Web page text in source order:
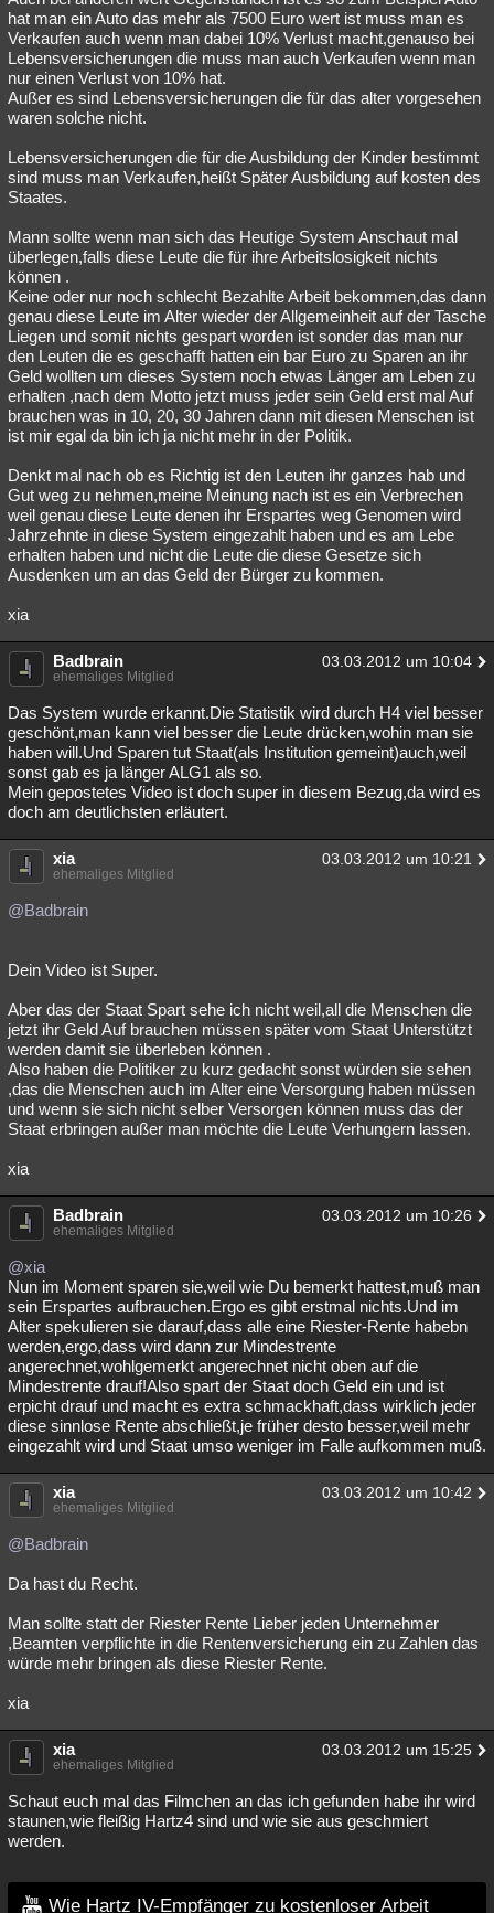
hat man ein Auto das mehr als 7500 Euro wert ist muss man es
Verkaufen auch wenn man dabei 10% Verlust macht,genauso bei
Lebensversicherungen die muss man auch Verkaufen wenn man
nur einen Verlust von 10% hat.
Außer es sind Lebensversicherungen die für das alter vorgesehen
waren solche nicht.
Lebensversicherungen die für die Ausbildung der Kinder bestimmt
sind muss man Verkaufen,heißt Später Ausbildung auf kosten des
Staates.
Mann sollte wenn man sich das Heutige System Anschaut mal
überlegen,falls diese Leute die für ihre Arbeitslosigkeit nichts
können .
Keine oder nur noch schlecht Bezahlte Arbeit bekommen,das dann
genau diese Leute im Alter wieder der Allgemeinheit auf der Tasche
Liegen und somit nichts gespart worden ist sonder das man nur
den Leuten die es geschafft hatten ein bar Euro zu Sparen an ihr
Geld wollten um dieses System noch etwas Länger am Leben zu
erhalten ,nach dem Motto jetzt muss jeder sein Geld erst mal Auf
brauchen was in 10, 20, 30 Jahren dann mit diesen Menschen ist
ist mir egal da bin ich ja nicht mehr in der Politik.
Denkt mal nach ob es Richtig ist den Leuten ihr ganzes hab und
Gut weg zu nehmen,meine Meinung nach ist es ein Verbrechen
weil genau diese Leute denen ihr Erspartes weg Genomen wird
Jahrzehnte in diese System eingezahlt haben und es am Lebe
erhalten haben und nicht die Leute die diese Gesetze sich
Ausdenken um an das Geld der Bürger zu kommen.
xia
Badbrain 03.03.2012 um 10:04
ehemaliges Mitglied
Das System wurde erkannt.Die Statistik wird durch H4 viel besser
geschönt,man kann viel besser die Leute drücken,wohin man sie
haben will.Und Sparen tut Staat(als Institution gemeint)auch,weil
sonst gab es ja länger ALG1 als so.
Mein gepostetes Video ist doch super in diesem Bezug,da wird es
doch am deutlichsten erläutert.
xia 03.03.2012 um 10:21
ehemaliges Mitglied
@Badbrain
Dein Video ist Super.
Aber das der Staat Spart sehe ich nicht weil,all die Menschen die
jetzt ihr Geld Auf brauchen müssen später vom Staat Unterstützt
werden damit sie überleben können .
Also haben die Politiker zu kurz gedacht sonst würden sie sehen
,das die Menschen auch im Alter eine Versorgung haben müssen
und wenn sie sich nicht selber Versorgen können muss das der
Staat erbringen außer man möchte die Leute Verhungern lassen.
xia
Badbrain 03.03.2012 um 10:26
ehemaliges Mitglied
@xia
Nun im Moment sparen sie,weil wie Du bemerkt hattest,muß man
sein Erspartes aufbrauchen.Ergo es gibt erstmal nichts.Und im
Alter spekulieren sie darauf,dass alle eine Riester-Rente habebn
werden,ergo,dass wird dann zur Mindestrente
angerechnet,wohlgemerkt angerechnet nicht oben auf die
Mindestrente drauf!Also spart der Staat doch Geld ein und ist
erpicht drauf und macht es extra schmackhaft,dass wirklich jeder
diese sinnlose Rente abschließt,je früher desto besser,weil mehr
eingezahlt wird und Staat umso weniger im Falle aufkommen muß.
xia 03.03.2012 um 10:42
ehemaliges Mitglied
@Badbrain
Da hast du Recht.
Man sollte statt der Riester Rente Lieber jeden Unternehmer
,Beamten verpflichte in die Rentenversicherung ein zu Zahlen das
würde mehr bringen als diese Riester Rente.
xia
xia 03.03.2012 um 15:25
ehemaliges Mitglied
Schaut euch mal das Filmchen an das ich gefunden habe ihr wird
staunen,wie fleißig Hartz4 sind und wie sie aus geschmiert
werden.
Wie Hartz IV-Empfänger zu kostenloser Arbeit